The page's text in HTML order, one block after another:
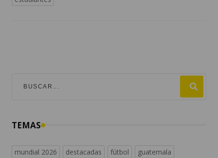
TEMAS
mundial 2026 destacadas fútbol
guatemala